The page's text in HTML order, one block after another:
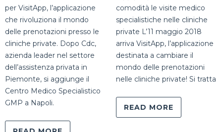
per VisitApp, l’applicazione
che rivoluziona il mondo
delle prenotazioni presso le
cliniche private. Dopo Cdc,
azienda leader nel settore
dell’assistenza privata in
Piemonte, si aggiunge il
Centro Medico Specialistico
GMP a Napoli.
comodità le visite medico
specialistiche nelle cliniche
private L’11 maggio 2018
arriva VisitApp, l’applicazione
destinata a cambiare il
mondo delle prenotazioni
nelle cliniche private! Si tratta
READ MORE